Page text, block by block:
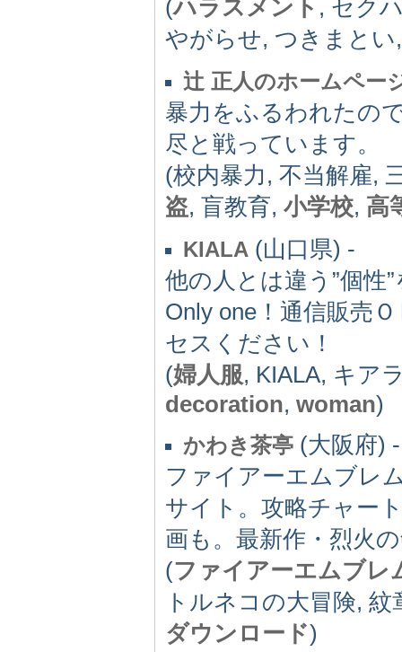
(ハラスメント , セク
やがらせ, つきまと
辻 正人のホームペー
暴力をふるわれたの
尽と戦っています。
(校内暴力, 不当解雇,
盗, 盲教育, 小学校, 高
KIALA (山口県) -
他の人とは違う”個性
Only one！通信販売
セスください！
(婦人服, KIALA, キア
decoration, woman)
かわき茶亭 (大阪府) -
ファイアーエムブレ
サイト。攻略チャー
画も。最新作・烈火
(ファイアーエムブレ
トルネコの大冒険,
ダウンロード)